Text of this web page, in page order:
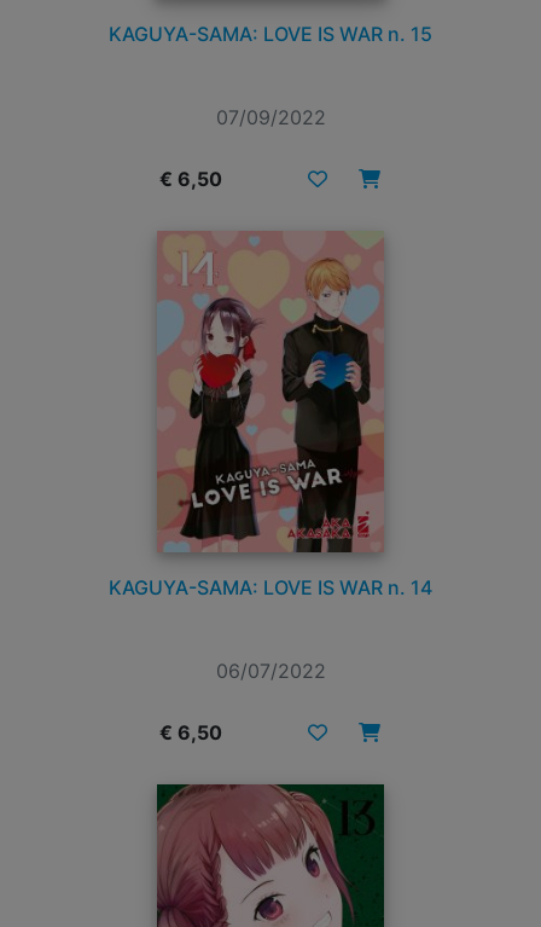
KAGUYA-SAMA: LOVE IS WAR n. 15
07/09/2022
€ 6,50
KAGUYA-SAMA: LOVE IS WAR n. 14
06/07/2022
€ 6,50